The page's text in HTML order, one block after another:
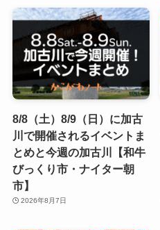
8/8（土）8/9（日）に加古
川で開催されるイベントま
とめと今週の加古川【和牛
びっくり市・ナイター朝
市】
2026年8月7日